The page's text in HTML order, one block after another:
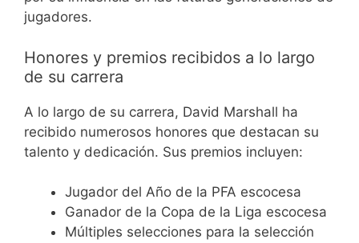
jugadores.
Honores y premios recibidos a lo largo
de su carrera
A lo largo de su carrera, David Marshall ha
recibido numerosos honores que destacan su
talento y dedicación. Sus premios incluyen:
Jugador del Año de la PFA escocesa
Ganador de la Copa de la Liga escocesa
Múltiples selecciones para la selección